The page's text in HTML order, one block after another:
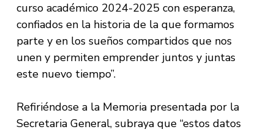
curso académico 2024-2025 con esperanza,
confiados en la historia de la que formamos
parte y en los sueños compartidos que nos
unen y permiten emprender juntos y juntas
este nuevo tiempo”.
Refiriéndose a la Memoria presentada por la
Secretaria General, subraya que “estos datos